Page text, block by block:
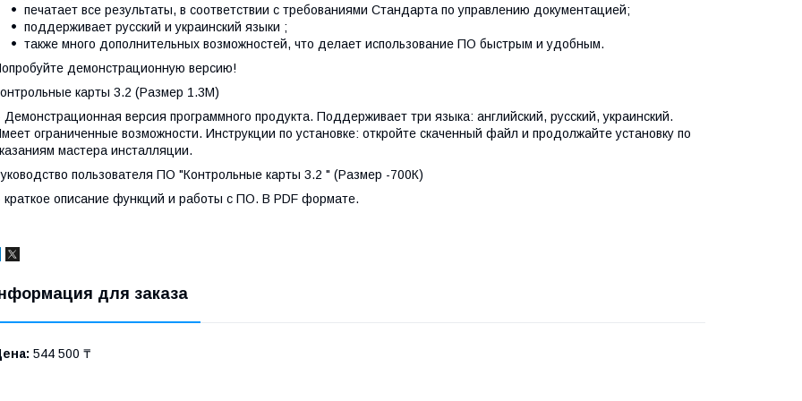
печатает все результаты, в соответствии с требованиями Стандарта по управлению документацией;
поддерживает русский и украинский языки ;
также много дополнительных возможностей, что делает использование ПО быстрым и удобным.
демонстрационную версию!
карты 3.2 (Размер 1.3М)
Демонстрационная версия программного продукта. Поддерживает три языка: английский, русский, украинский.
ограниченные возможности. Инструкции по установке: откройте скаченный файл и продолжайте установку по
мастера инсталляции.
пользователя ПО "Контрольные карты 3.2 " (Размер -700К)
краткое описание функций и работы с ПО. В PDF формате.
для заказа
544 500 ₸